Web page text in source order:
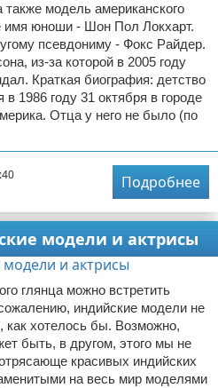
также модель американского
имя юноши - Шон Пол Локхарт.
псевдониму - Фокс Райдер.
из-за которой в 2005 году
Краткая биография: детство
1986 году 31 октября в городе
Отца у него не было (по
Подробнее
модели и актрисы
глянца можно встретить
индийские модели не
хотелось бы. Возможно,
быть, в другом, этого мы не
красивых индийских
на весь мир моделями